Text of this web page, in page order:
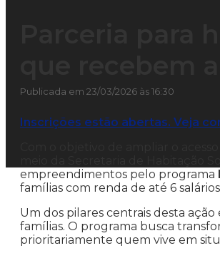
Publicada em 23/03/2026 às 16:30
Inscrições estão abertas. Veja
empreendimentos pelo programa
famílias com renda de até 6
Um dos pilares centrais desta ação
famílias. O programa busca
prioritariamente quem vive em